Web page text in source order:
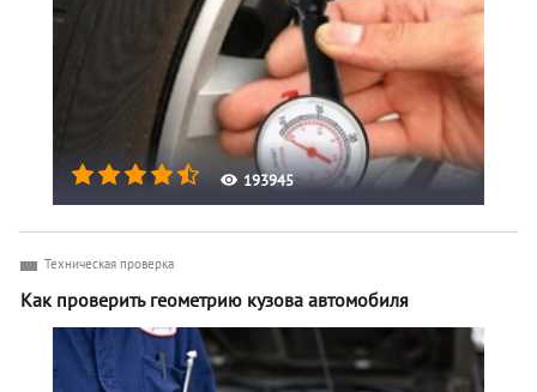
193945
Техническая проверка
Как проверить геометрию кузова автомобиля